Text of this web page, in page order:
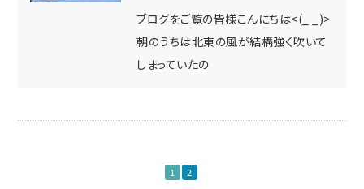
ブログをご覧の皆様こんにちは<(_ _)>
朝のうちは北東の風が結構強く吹いて
しまっていたの
1 2